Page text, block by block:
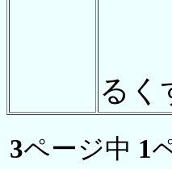
るく
3ページ中 1